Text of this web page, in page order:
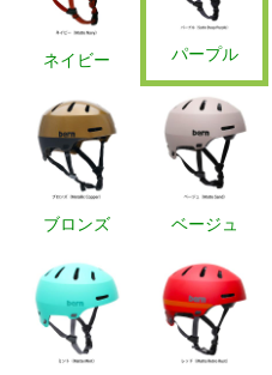
ネイビー パープル
ブロンズ ベージュ